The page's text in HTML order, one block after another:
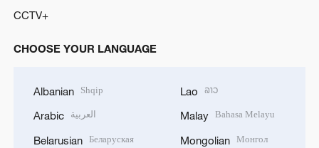
CCTV+
CHOOSE YOUR LANGUAGE
Albanian Shqip
Arabic العربية
Belarusian Беларуская
Lao ລາວ
Malay Bahasa Melayu
Mongolian Монгол